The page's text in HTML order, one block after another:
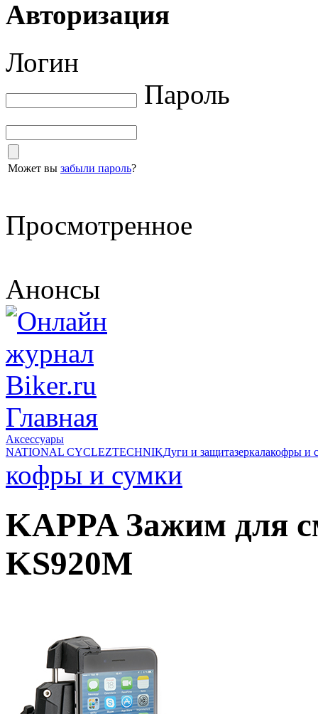
Авторизация
Логин
Пароль
Может вы забыли пароль?
Просмотренное
Анонсы
Главная
Аксессуары
NATIONAL CYCLEZTECHNIKДуги и защитазеркалакофры и
кофры и сумки
KAPPA Зажим для
KS920M